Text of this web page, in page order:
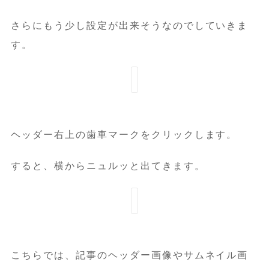
さらにもう少し設定が出来そうなのでしていきま
す。
ヘッダー右上の歯車マークをクリックします。
すると、横からニュルッと出てきます。
こちらでは、記事のヘッダー画像やサムネイル画